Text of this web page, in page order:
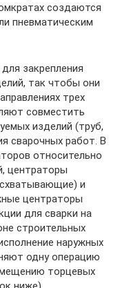
создаются
пневматическим
закрепления
так чтобы они
трех
совместить
изделий (труб,
сварочных работ. В
относительно
центраторы
и
центраторы
для сварки на
строительных
наружных
одну операцию
торцевых